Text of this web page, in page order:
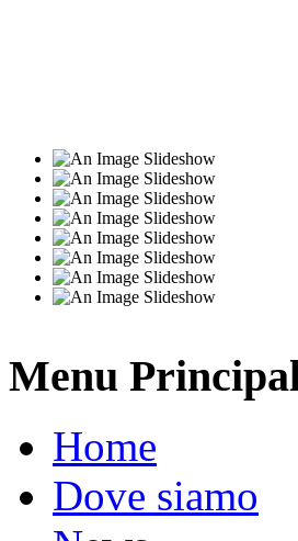
Menu
Home
Dove siamo